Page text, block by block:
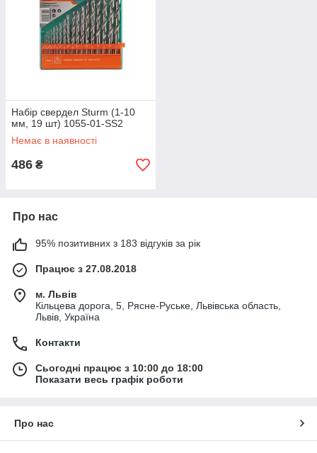
Набір свердел Sturm (1-10
мм, 19 шт) 1055-01-SS2
Немає в наявності
486 ₴
Про нас
95% позитивних з 183 відгуків за рік
Працює з 27.08.2018
м. Львів
Кільцева дорога, 5, Рясне-Руське, Львівська область,
Львів, Україна
Контакти
Сьогодні працює з 10:00 до 18:00
Показати весь графік роботи
Про нас